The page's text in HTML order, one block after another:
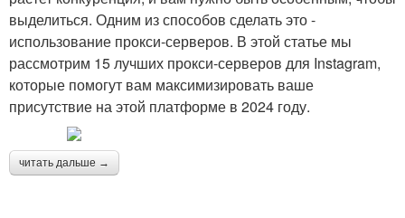
выделиться. Одним из способов сделать это -
использование прокси-серверов. В этой статье мы
рассмотрим 15 лучших прокси-серверов для Instagram,
которые помогут вам максимизировать ваше
присутствие на этой платформе в 2024 году.
читать дальше →